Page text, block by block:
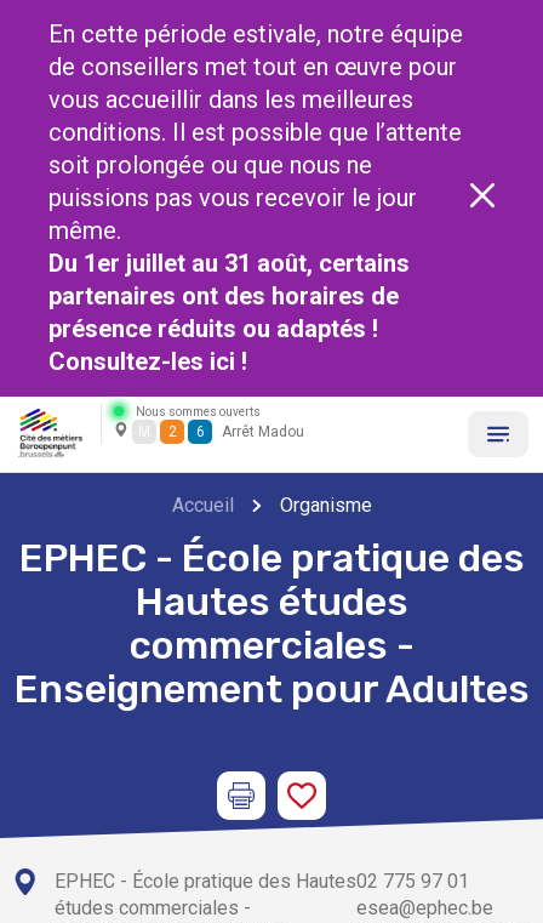
En cette période estivale, notre équipe
de conseillers met tout en œuvre pour
vous accueillir dans les meilleures
conditions. Il est possible que l’attente
soit prolongée ou que nous ne
puissions pas vous recevoir le jour
même.
Du 1er juillet au 31 août, certains
partenaires ont des horaires de
présence réduits ou adaptés !
Consultez-les ici !
Nous sommes ouverts
M 2 6 Arrêt Madou
Accueil Organisme
EPHEC - École pratique des
Hautes études
commerciales -
Enseignement pour Adultes
EPHEC - École pratique des Hautes
études commerciales -
02 775 97 01
esea@ephec.be